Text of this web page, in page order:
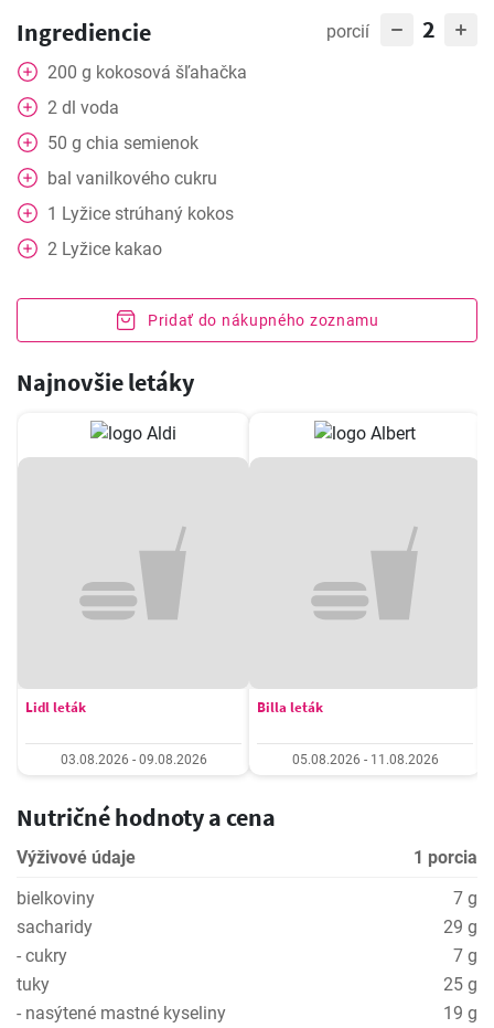
Ingrediencie porcií 2
200 g kokosová šľahačka
2 dl voda
50 g chia semienok
bal vanilkového cukru
1 Lyžice strúhaný kokos
2 Lyžice kakao
Pridať do nákupného zoznamu
Najnovšie letáky
Lidl leták
03.08.2026 - 09.08.2026
Billa leták
05.08.2026 - 11.08.2026
Nutričné hodnoty a cena
Výživové údaje
1 porcia
bielkoviny
7 g
sacharidy
29 g
- cukry
7 g
tuky
25 g
- nasýtené mastné kyseliny
19 g